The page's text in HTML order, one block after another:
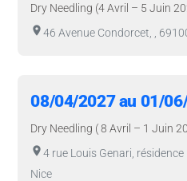
Dry Needling (4 Avril – 5 Juin
room 46 Avenue Condorcet, ,
08/04/2027 au 01/
Dry Needling ( 8 Avril – 1 Juin
room 4 rue Louis Genari, résidence
Nice